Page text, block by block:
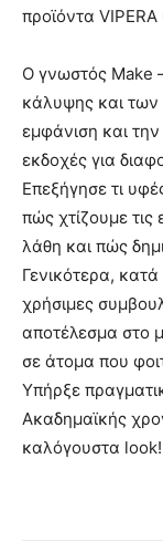
προϊόντα
Ο γνωστός Make
κάλυψης και των
εμφάνιση και
εκδοχές για
Επεξήγησε τι
πώς χτίζουμε
λάθη και πώς
Γενικότερα,
χρήσιμες
αποτέλεσμα στο
σε άτομα που
Υπήρξε
Ακαδημαϊκής
καλόγουστα look!